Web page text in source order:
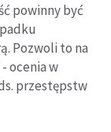
powinny być
Pozwoli to na
ocenia w
przestępstw